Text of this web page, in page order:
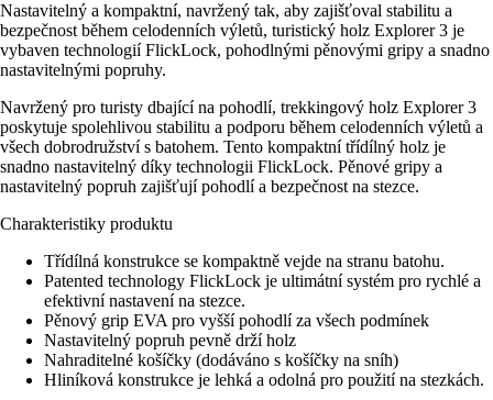
Nastavitelný a kompaktní, navržený tak, aby zajišťoval stabilitu a
bezpečnost během celodenních výletů, turistický holz Explorer 3 je
vybaven technologií FlickLock, pohodlnými pěnovými gripy a snadno
nastavitelnými popruhy.
Navržený pro turisty dbající na pohodlí, trekkingový holz Explorer 3
poskytuje spolehlivou stabilitu a podporu během celodenních výletů a
všech dobrodružství s batohem. Tento kompaktní třídílný holz je
snadno nastavitelný díky technologii FlickLock. Pěnové gripy a
nastavitelný popruh zajišťují pohodlí a bezpečnost na stezce.
Charakteristiky produktu
Třídílná konstrukce se kompaktně vejde na stranu batohu.
Patented technology FlickLock je ultimátní systém pro rychlé a
efektivní nastavení na stezce.
Pěnový grip EVA pro vyšší pohodlí za všech podmínek
Nastavitelný popruh pevně drží holz
Nahraditelné košíčky (dodáváno s košíčky na sníh)
Hliníková konstrukce je lehká a odolná pro použití na stezkách.